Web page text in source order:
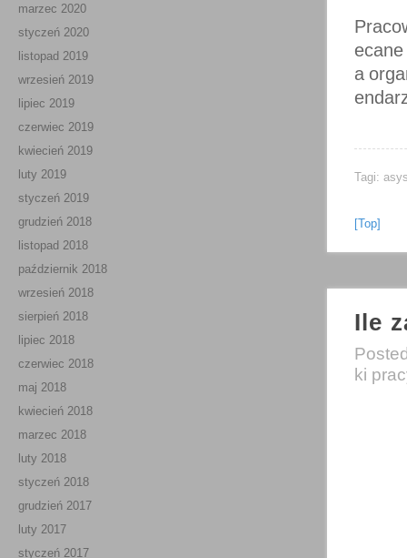
marzec 2020
styczeń 2020
listopad 2019
wrzesień 2019
lipiec 2019
czerwiec 2019
kwiecień 2019
luty 2019
styczeń 2019
grudzień 2018
listopad 2018
październik 2018
wrzesień 2018
sierpień 2018
lipiec 2018
czerwiec 2018
maj 2018
kwiecień 2018
marzec 2018
luty 2018
styczeń 2018
grudzień 2017
luty 2017
styczeń 2017
a
Tagi:
[Top]
Ile
ki